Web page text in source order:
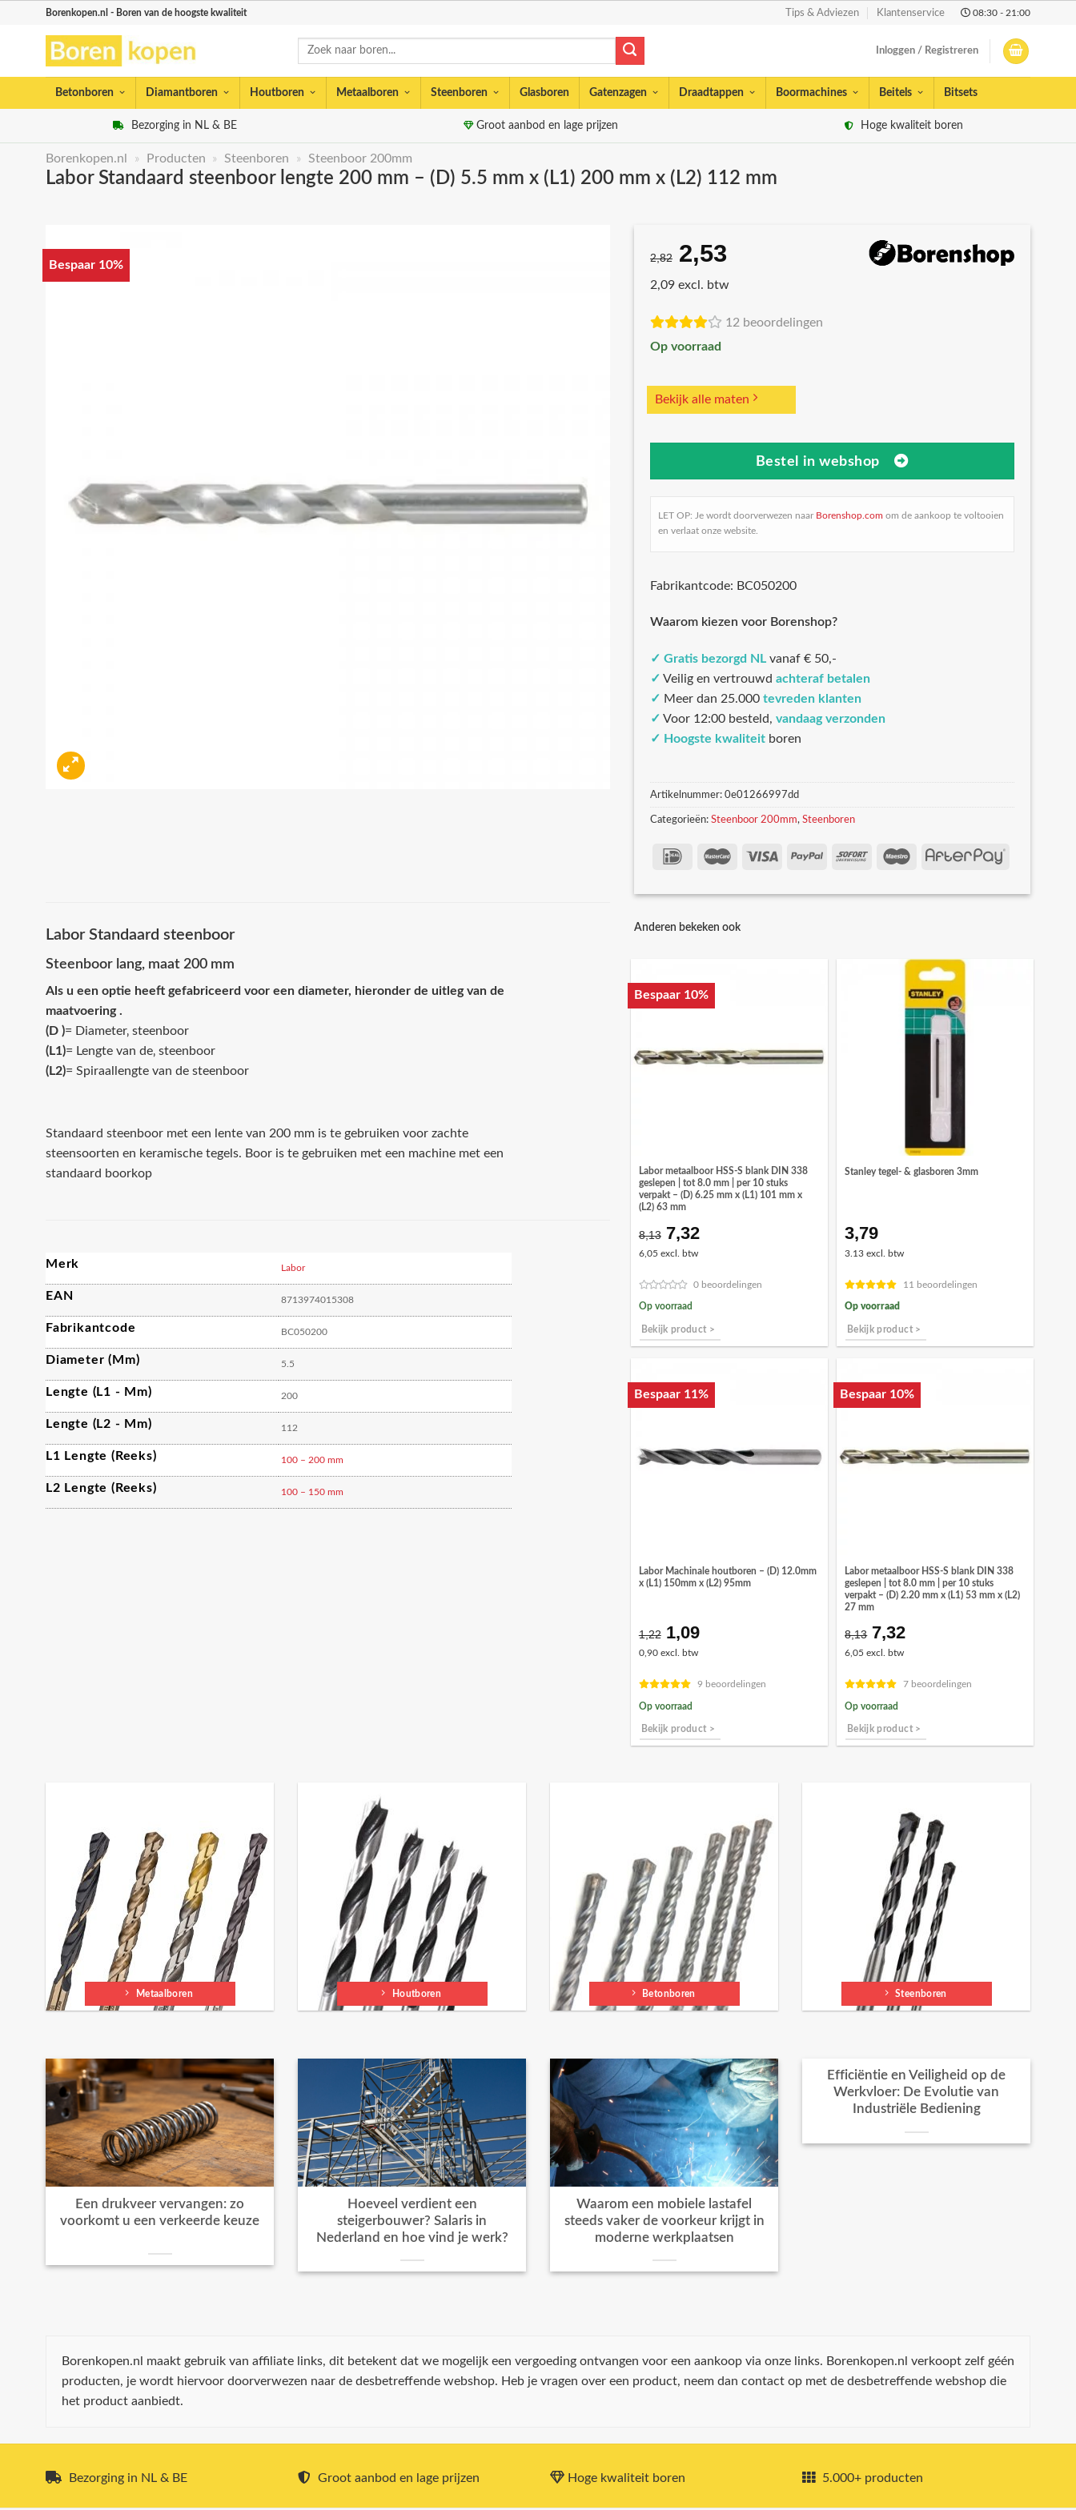
Borenkopen.nl - Boren van de hoogste kwaliteit Tips & Adviezen Klantenservice 08:30 - 21:00
Zoeken
Inloggen / Registreren
Betonboren Diamantboren Houtboren Metaalboren Steenboren Glasboren Gatenzagen Draadtappen Boormachines Beitels Bitsets
Bezorging in NL & BE Groot aanbod en lage prijzen Hoge kwaliteit boren
Borenkopen.nl » Producten » Steenboren » Steenboor 200mm
Labor Standaard steenboor lengte 200 mm – (D) 5.5 mm x (L1) 200 mm x (L2) 112 mm
Bespaar 10%
2,82 Oorspronkelijke
prijs
€2,82.
2,53
prijs
€2,53.
2,09 excl. btw
12 beoordelingen
Op voorraad
Bekijk alle maten
Bestel in webshop
LET OP: Je wordt doorverwezen naar Borenshop.com om de aankoop te voltooien
en verlaat onze website.
Fabrikantcode: BC050200
Waarom kiezen voor Borenshop?
✓ Gratis bezorgd NL vanaf € 50,-
✓ Veilig en vertrouwd achteraf betalen
✓ Meer dan 25.000 tevreden klanten
✓ Voor 12:00 besteld, vandaag verzonden
✓ Hoogste kwaliteit boren
Artikelnummer: 0e01266997dd
Categorieën: Steenboor 200mm, Steenboren
Labor Standaard steenboor
Steenboor lang, maat 200 mm
Als u een optie heeft gefabriceerd voor een diameter, hieronder de uitleg van de
maatvoering .
(D )= Diameter‚ steenboor
(L1)= Lengte van de‚ steenboor
(L2)= Spiraallengte van de steenboor
Standaard steenboor met een lente van 200 mm is te gebruiken voor zachte
steensoorten en keramische tegels. Boor is te gebruiken met een machine met een
standaard boorkop
Merk Labor
EAN 8713974015308
Fabrikantcode BC050200
Diameter (mm) 5.5
Lengte (L1 - Mm) 200
Lengte (L2 - Mm) 112
L1 Lengte (reeks) 100 – 200 mm
L2 Lengte (reeks) 100 – 150 mm
Anderen bekeken ook
Bespaar 10%
Labor metaalboor HSS-S blank DIN 338
geslepen | tot 8.0 mm | per 10 stuks
verpakt – (D) 6.25 mm x (L1) 101 mm x
(L2) 63 mm
8,13 Oorspronkelijke
prijs
€8,13.
7,32Huidige
€7,32.
6,05 excl. btw
0 beoordelingen
Op voorraad
Bekijk product >
Stanley tegel- & glasboren 3mm
3,79
3.13 excl. btw
11 beoordelingen
Op voorraad
Bekijk product >
Bespaar 11%
Labor Machinale houtboren – (D) 12.0mm
x (L1) 150mm x (L2) 95mm
1,22 Oorspronkelijke
prijs
€1,22.
1,09Huidige
€1,09.
0,90 excl. btw
9 beoordelingen
Op voorraad
Bekijk product >
Bespaar 10%
Labor metaalboor HSS-S blank DIN 338
geslepen | tot 8.0 mm | per 10 stuks
verpakt – (D) 2.20 mm x (L1) 53 mm x (L2)
27 mm
8,13 Oorspronkelijke
prijs
€8,13.
7,32
€7,32.
6,05 excl. btw
7 beoordelingen
Op voorraad
Bekijk product >
Metaalboren Houtboren Betonboren Steenboren
Een drukveer vervangen: zo
voorkomt u een verkeerde keuze
Hoeveel verdient een
steigerbouwer? Salaris in
Nederland en hoe vind je werk?
Waarom een mobiele lastafel
steeds vaker de voorkeur krijgt in
moderne werkplaatsen
Efficiëntie en Veiligheid op de
Werkvloer: De Evolutie van
Industriële Bediening
Borenkopen.nl maakt gebruik van affiliate links, dit betekent dat we mogelijk een vergoeding ontvangen voor een aankoop via onze links. Borenkopen.nl verkoopt zelf géén
producten, je wordt hiervoor doorverwezen naar de desbetreffende webshop. Heb je vragen over een product, neem dan contact op met de desbetreffende webshop die
het product aanbiedt.
Bezorging in NL & BE Groot aanbod en lage prijzen Hoge kwaliteit boren 5.000+ producten